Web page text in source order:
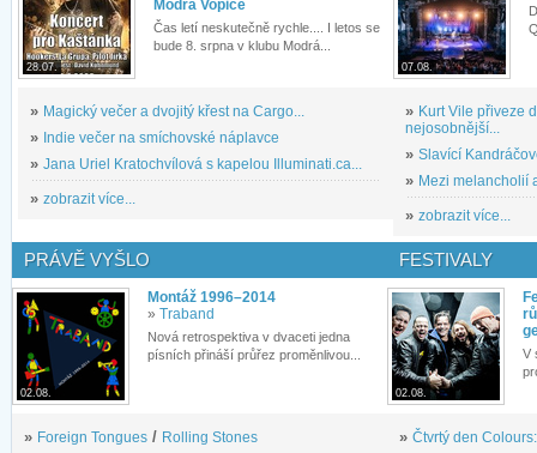
28.07.
Modrá Vopice
Čas letí neskutečně rychle.... I letos se
bude 8. srpna v klubu Modrá...
» Magický večer a dvojitý křest na Cargo...
» Indie večer na smíchovské náplavce
» Jana Uriel Kratochvílová s kapelou Illuminati.ca...
» zobrazit více...
07.08.
» Kurt Vile přiveze
nejosobnější...
» Slavící
» Mezi melancholií
» zobrazit více...
PRÁVĚ VYŠLO
02.08.
Montáž 1996–2014
» Traband
Nová retrospektiva v dvaceti jedna
písních přináší průřez proměnlivou...
» Foreign Tongues / Rolling Stones
FESTIVALY
02.08.
V
» Čtvrtý den